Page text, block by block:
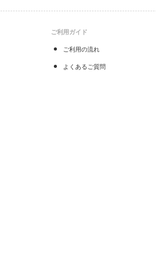
ご利用ガイド
ご利用の流れ
よくあるご質問